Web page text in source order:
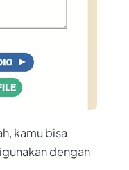
kamu bisa
dengan